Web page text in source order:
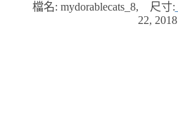
檔名: mydorablecats_8, 尺寸:
22, 2018